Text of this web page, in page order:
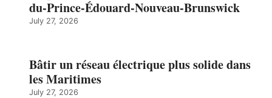
du-Prince-Édouard-Nouveau-Brunswick
July 27, 2026
Bâtir un réseau électrique plus solide dans
les Maritimes
July 27, 2026